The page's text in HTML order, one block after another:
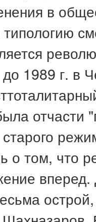
в
типологию
1989 г. в
отчасти
о том, что
вперед.